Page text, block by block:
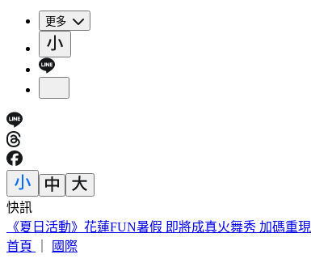
更多
快訊
《夏日活動》花蓮FUN暑假 即將成真火舞秀 加碼重現
首頁
國際